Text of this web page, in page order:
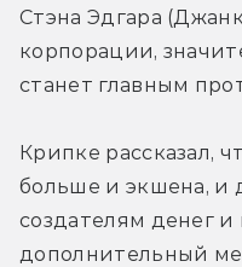
Стэна Эдгара
корпорации,
станет главным
Крипке рассказал,
больше и экшена, и
создателям денег
дополнительный